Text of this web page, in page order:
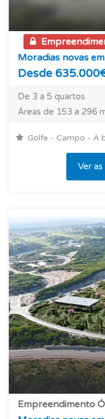
Moradias novas
Desde
De 3 a 5 quartos
Áreas de 153 a 296
Golfe - Campo - À
Ver
Empreendimento